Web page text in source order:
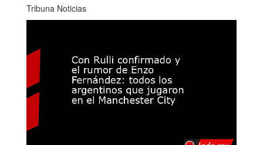
Tribuna Noticias